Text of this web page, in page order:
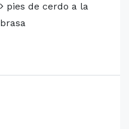
pies de cerdo a la
brasa